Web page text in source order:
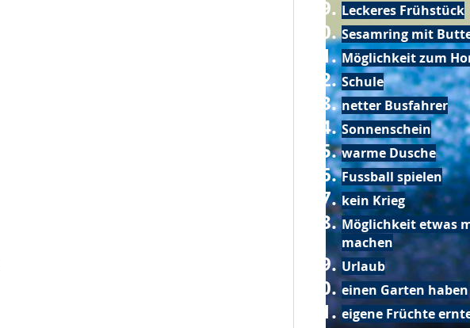
Leckeres Frühstück
Sesamring mit
Möglichkeit zum
Schule
netter Busfahrer
Sonnenschein
warme Dusche
Fussball spielen
kein Krieg
Möglichkeit etwas
machen
Urlaub
einen Garten haben
eigene Früchte